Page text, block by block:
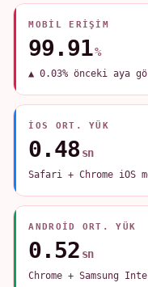
MOBIL ERIŞIM
99.91%
▲ 0.03% önceki aya
IOS ORT. YÜK
0.48 sn
Safari + Chrome iOS
ANDROID ORT. YÜK
0.52 sn
Chrome + Samsung